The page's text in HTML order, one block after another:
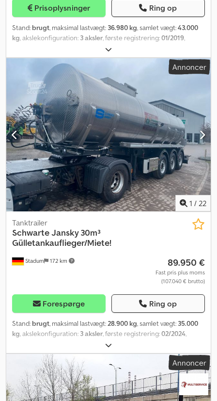
Prisoplysninger Ring op
Stand: brugt, maksimal lastvægt: 36.980 kg, samlet vægt:43.000
kg, akslekonfiguration: 3 aksler, første registrering:01/2019,
, Udstyr:ABS
ISO-containertyper (20 ft til 45 ft) * Standard tankposition og
vekselopbygninger * Meget enkel og let betjening takket være
'Easy Select System'. Chaufføren skal kun stige ud af lastbilen én
gang. * Slidfrit skubbesystem * 3 x 9 t akselbelastning * 5,3 t
egenvægt * Første aksel løftbar Dsdpfxstvchxe Al Njkr Takket
være 'Easy Select System' behøver chaufføren kun at stige ud af
lastbilen én gang for at indstille den korrekte containerposition.
Derefter kan chassiset nemt ud- og indskydes med trækkøretøjet
ved at køre frem og tilbage. UDLEJNING FRA 700,- EUR netto
Straks tilgængelig – flere enheder på lager
Annoncer
1 / 22
Stadum 172 km
Tanktrailer
Schwarte Jansky 30m³
Gülletankauflieger/Miete!
89.950 €
Fast pris plus moms
(107.040 € brutto)
Forespørge Ring op
Stand: brugt, maksimal lastvægt:28.900 kg, samlet vægt: 35.000
kg, akslekonfiguration: 3 aksler, første registrering:02/2024,
, lastepladsvolumen:
Produktionsår:2024, Udstyr:ABS, TIL SALG, TIL LEJE OG TIL LEJE
MED KØBSOPTION!! Dsdpfxsuyxhxj Al Nokr Schwarte Jansky 30m³
V2A gylletanktrailer / efterløbsstyret / Börger pumpe ----*
Fabrikat: Schwarte Jansky * Model: Agrarliner * Første
registrering: 16.02.2024 * Farve: Overbygning V2A natur, Chassis
Annoncer